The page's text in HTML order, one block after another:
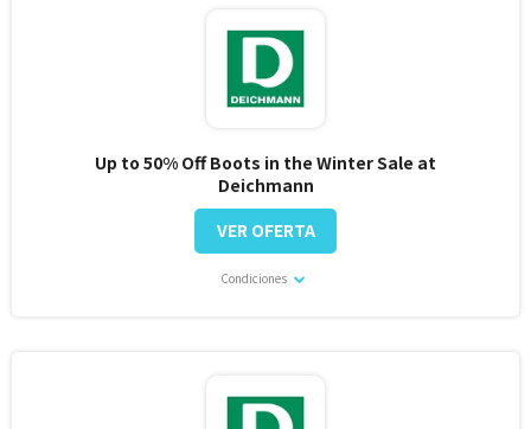
Up to 50% Off Boots in the Winter Sale at
Deichmann
Condiciones
VER OFERTA